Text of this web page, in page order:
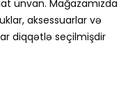
ünvan. Mağazamızda
aksessuarlar və
diqqətlə seçilmişdir